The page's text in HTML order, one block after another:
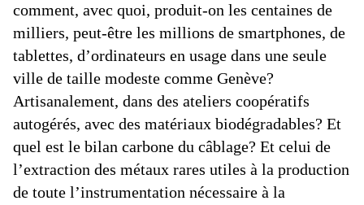
comment, avec quoi, produit-on les centaines de
milliers, peut-être les millions de smartphones, de
tablettes, d’ordinateurs en usage dans une seule
ville de taille modeste comme Genève?
Artisanalement, dans des ateliers coopératifs
autogérés, avec des matériaux biodégradables? Et
quel est le bilan carbone du câblage? Et celui de
l’extraction des métaux rares utiles à la production
de toute l’instrumentation nécessaire à la